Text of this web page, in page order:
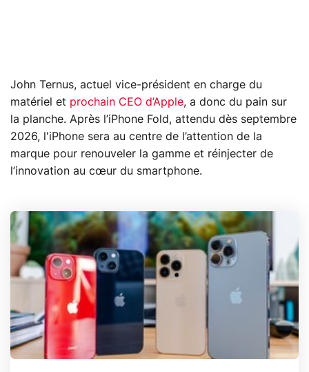
John Ternus, actuel vice-président en charge du
matériel et prochain CEO d’Apple, a donc du pain sur
la planche. Après l’iPhone Fold, attendu dès septembre
2026, l'iPhone sera au centre de l’attention de la
marque pour renouveler la gamme et réinjecter de
l’innovation au cœur du smartphone.